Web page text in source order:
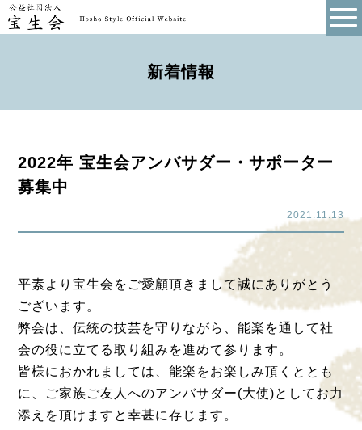
新着情報
2022年 宝生会アンバサダー・サポーター
募集中
2021.11.13
平素より宝生会をご愛顧頂きまして誠にありがとう
ございます。
弊会は、伝統の技芸を守りながら、能楽を通して社
会の役に立てる取り組みを進めて参ります。
皆様におかれましては、能楽をお楽しみ頂くととも
に、ご家族ご友人へのアンバサダー(大使)としてお力
添えを頂けますと幸甚に存じます。